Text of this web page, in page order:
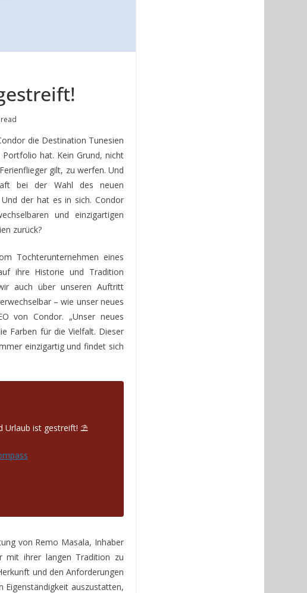
die Destination Tunesien
hat. Kein Grund, nicht
gilt, zu werfen. Und
bei der Wahl des neuen
der hat es in sich. Condor
und einzigartigen
zurück?
Tochterunternehmen eines
ihre Historie und Tradition
auch über unseren Auftritt
– wie unser neues
von Condor. „Unser neues
Farben für die Vielfalt. Dieser
einzigartig und findet sich
Urlaub ist gestreift! ⛱
von Remo Masala, Inhaber
mit ihrer langen Tradition zu
und den Anforderungen
Eigenständigkeit auszustatten,